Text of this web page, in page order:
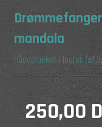
mandala
Håndplukket i Indien(af
250,00